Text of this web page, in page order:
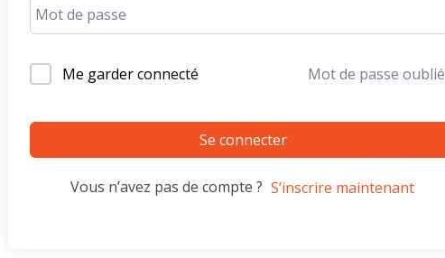
Me garder connecté Mot de passe
Se connecter
Vous n’avez pas de compte ? S’inscrire maintenant